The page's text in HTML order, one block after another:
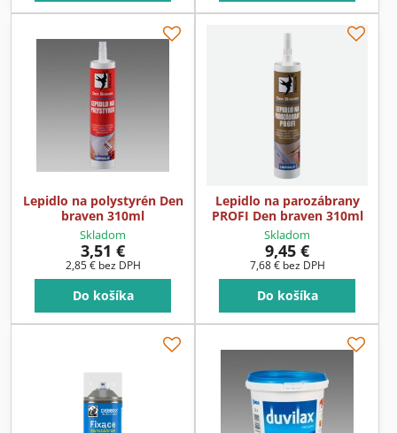
Lepidlo na polystyrén Den
braven 310ml
Skladom
3,51 €
2,85 € bez DPH
Do košíka
Lepidlo na parozábrany
PROFI Den braven 310ml
Skladom
9,45 €
7,68 € bez DPH
Do košíka